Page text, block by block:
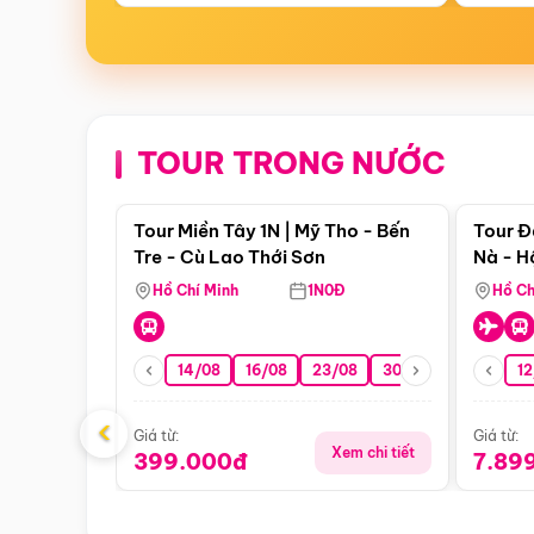
TOUR TRONG NƯỚC
Điểm nổi bật
Tour Miền Tây 1N | Mỹ Tho - Bến
Tre - Cù Lao Thới Sơn
Hồ Chí Minh 1N0Đ
14/08 16/08 23/08 30/08 06/09
Giá từ:
399.000đ Xem chi tiết
Tour
Nà -
Nha
Hồ
Giá từ:
‹